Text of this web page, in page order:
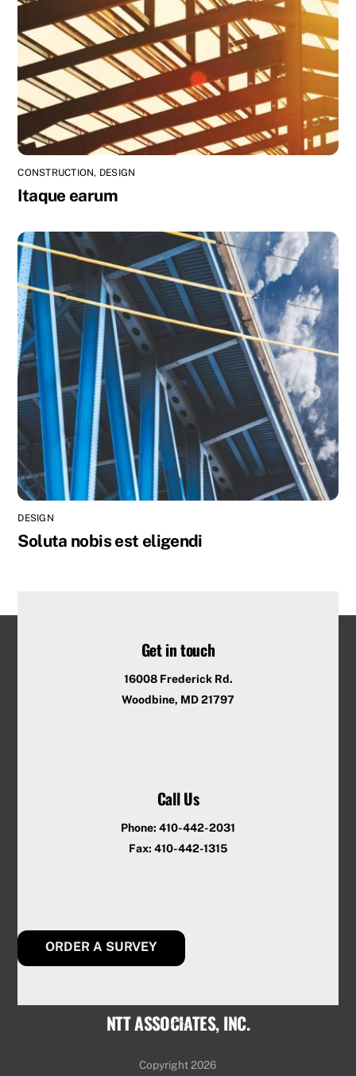
CONSTRUCTION, DESIGN
Itaque earum
DESIGN
Soluta nobis est eligendi
Get in touch
16008 Frederick Rd.
Woodbine, MD 21797
Call Us
Phone: 410-442-2031
Fax: 410-442-1315
ORDER A SURVEY
Back
Top
NTT ASSOCIATES, INC.
Copyright 2026